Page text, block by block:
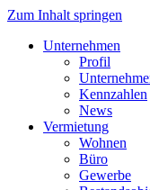
Zum Inhalt springen
Unternehmen
Profil
Kennzahlen
News
Vermietung
Wohnen
Büro
Gewerbe